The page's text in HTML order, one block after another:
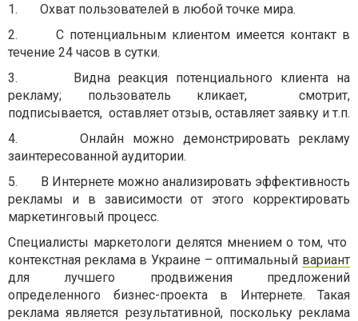
1.
Охват пользователей в любой точке мира.
2.
С потенциальным клиентом имеется контакт в
течение 24 часов в сутки.
3.
Видна реакция потенциального клиента на
рекламу; пользователь кликает,
смотрит,
подписывается, оставляет отзыв, оставляет заявку и т.п.
4.
Онлайн можно демонстрировать рекламу
заинтересованной аудитории.
5.
В Интернете можно анализировать эффективность
рекламы и в зависимости от этого корректировать
маркетинговый процесс.
Специалисты маркетологи делятся мнением о том, что
контекстная реклама в Украине –оптимальный вариант
для лучшего продвижения предложений
определенного бизнес-проекта в Интернете. Такая
реклама является результативной, поскольку реклама